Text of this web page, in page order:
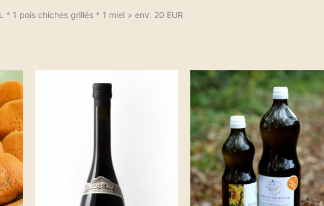
* 1 pois chiches grillés * 1 miel > env. 20 EUR
Plage
de
prix :
4,00 €
à
35,50 €
Ce
a
être
sur
la
page
du